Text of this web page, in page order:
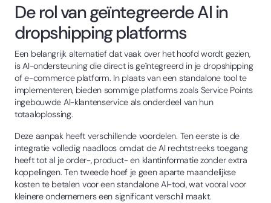
De rol van geïntegreerde AI in
dropshipping platforms
Een belangrijk alternatief dat vaak over het hoofd wordt gezien,
is AI-ondersteuning die direct is geïntegreerd in je dropshipping
of e-commerce platform. In plaats van een standalone tool te
implementeren, bieden sommige platforms zoals Service Points
ingebouwde AI-klantenservice als onderdeel van hun
totaaloplossing.
Deze aanpak heeft verschillende voordelen. Ten eerste is de
integratie volledig naadloos omdat de AI rechtstreeks toegang
heeft tot al je order-, product- en klantinformatie zonder extra
koppelingen. Ten tweede hoef je geen aparte maandelijkse
kosten te betalen voor een standalone AI-tool, wat vooral voor
kleinere ondernemers een significant verschil maakt.